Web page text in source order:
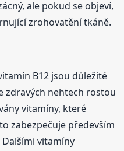
ale pokud se objeví,
zrohovatění tkáně.
B12 jsou důležité
zdravých nehtech rostou
vitamíny, které
zabezpečuje především
Dalšími vitamíny